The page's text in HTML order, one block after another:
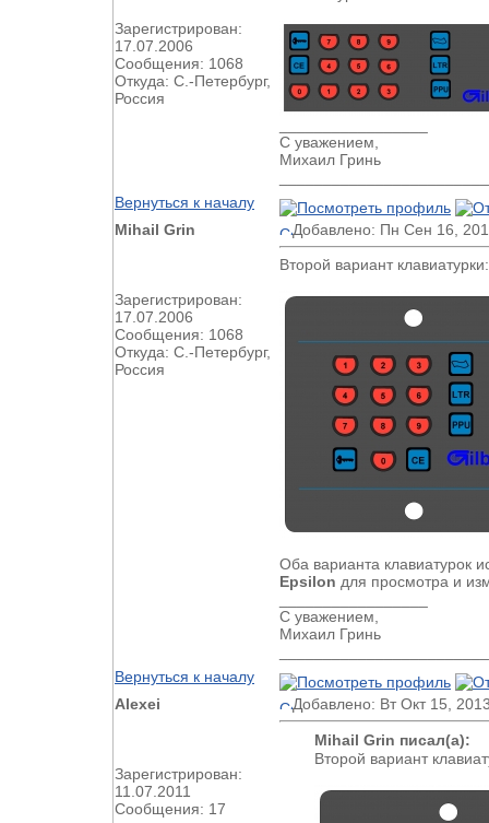
Зарегистрирован:
17.07.2006
Сообщения: 1068
Откуда: С.-Петербург,
Россия
С уважением,
Михаил Гринь
Вернуться к началу
Mihail Grin
Зарегистрирован:
17.07.2006
Сообщения: 1068
Откуда: С.-Петербург,
Россия
Добавлено: Пн Сен 16,
Второй вариант клавиатурки:
Оба варианта клавиатурок
Epsilon для просмотра и
С уважением,
Михаил Гринь
Вернуться к началу
Alexei
Зарегистрирован:
11.07.2011
Сообщения: 17
Добавлено: Вт Окт 15,
Mihail Grin писал(а):
Второй вариант